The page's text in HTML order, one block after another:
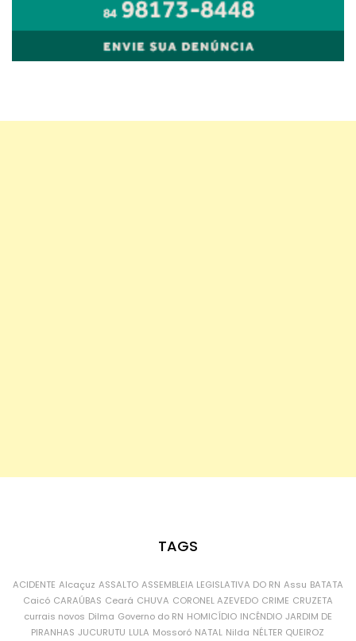
TAGS
ACIDENTE Alcaçuz ASSALTO ASSEMBLEIA LEGISLATIVA DO RN Assu BATATA
Caicó CARAÚBAS Ceará CHUVA CORONEL AZEVEDO CRIME CRUZETA
currais novos Dilma Governo do RN HOMICÍDIO INCÊNDIO JARDIM DE
PIRANHAS JUCURUTU LULA Mossoró NATAL Nilda NÉLTER QUEIROZ